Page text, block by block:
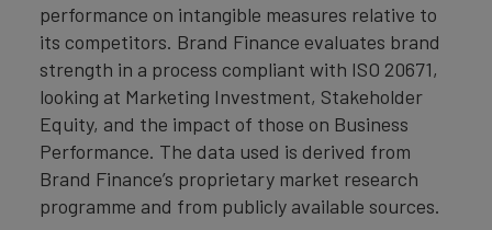
performance on intangible measures relative to
its competitors. Brand Finance evaluates brand
strength in a process compliant with ISO 20671,
looking at Marketing Investment, Stakeholder
Equity, and the impact of those on Business
Performance. The data used is derived from
Brand Finance’s proprietary market research
programme and from publicly available sources.